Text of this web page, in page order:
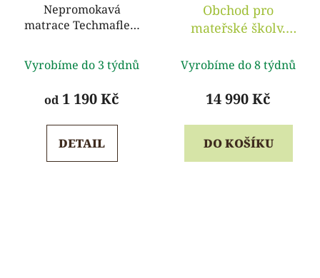
Nepromokavá
matrace Techmaflex,
hodnocení
produktu
5,0
z
Vyrobíme do 3 týdnů
od1 190 Kč
DETAIL
Obchod pro
mateřské školy,
31 cmhodnocení
produktu
5,0
z
Vyrobíme do 8 týdnů
14 990 Kč
DO KOŠÍKU